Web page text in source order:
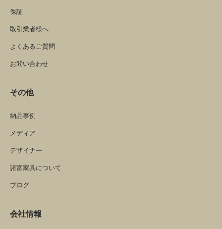
保証
取引業者様へ
よくあるご質問
お問い合わせ
その他
納品事例
メディア
デザイナー
諸富家具について
ブログ
会社情報